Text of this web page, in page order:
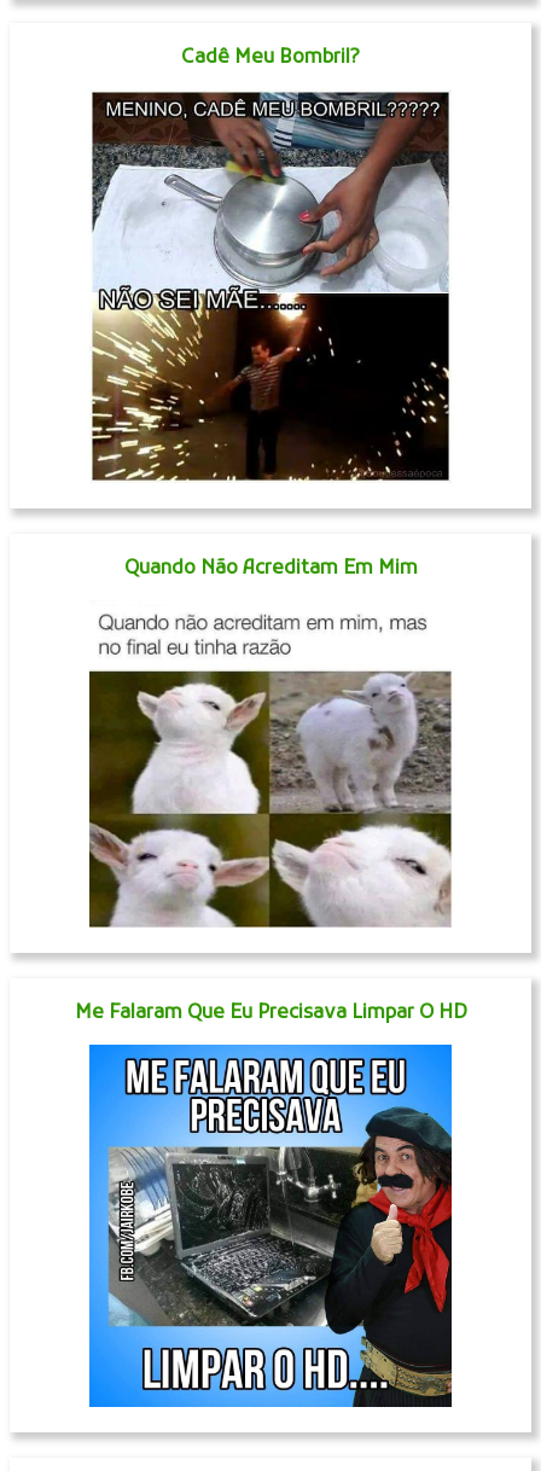
Cadê Meu Bombril?
Quando Não Acreditam Em Mim
Me Falaram Que Eu Precisava Limpar O HD